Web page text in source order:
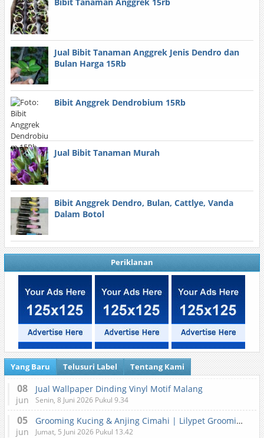
Jual Bibit Tanaman Anggrek Jenis Dendro dan
Bulan Harga 15Rb
Bibit Anggrek Dendrobium 15Rb
Jual Bibit Tanaman Murah
Bibit Anggrek Dendro, Bulan, Cattlye, Vanda
Dalam Botol
Periklanan
Yang Baru Telusuri Label Tentang Kami
08
jun
Jual Wallpaper Dinding Vinyl Motif Malang
Senin, 8 Juni 2026 Pukul 9.34
05
jun
Grooming Kucing & Anjing Cimahi | Lilypet Grooming & Pet Hotel
Jumat, 5 Juni 2026 Pukul 13.42